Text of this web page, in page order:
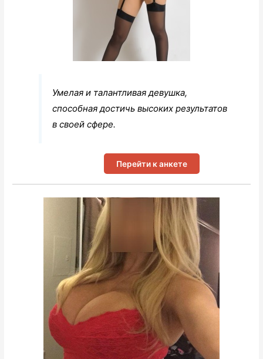
Умелая и талантливая девушка,
способная достичь высоких результатов
в своей сфере.
Перейти к анкете